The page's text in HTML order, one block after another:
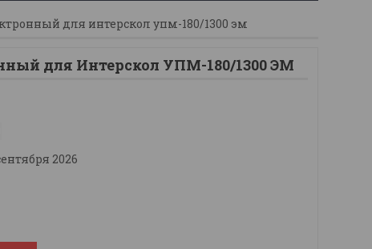
для интерскол упм-180/1300 эм
для Интерскол УПМ-180/1300 ЭМ
2026